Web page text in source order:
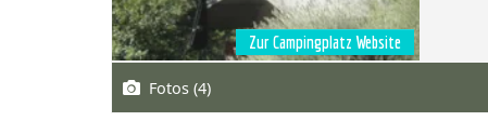
Zur Campingplatz Website
Fotos (4)